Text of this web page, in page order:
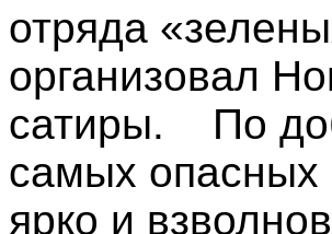
отряда
организовал
сатиры. По
самых опасных
ярко и